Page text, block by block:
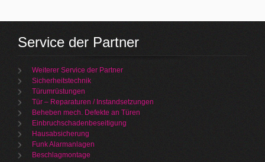
Service der Partner
Weiterer Service der Partner
Sicherheitstechnik
Türumrüstungen
Tür – Reparaturen / Instandsetzungen
Beheben mech. Defekte an Türen
Einbruchschadenbeseitigung
Hausabsicherung
Funk Alarmanlagen
Beschlagmontage